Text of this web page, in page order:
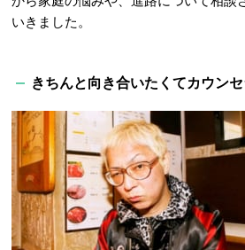
いきました。
きちんと向き合いたくてカウン